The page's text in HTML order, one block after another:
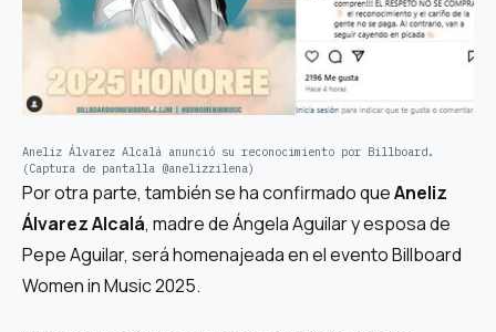
Aneliz Álvarez Alcalá anunció su reconocimiento por Billboard.
(Captura de pantalla @anelizzilena)
Por otra parte, también se ha confirmado queAneliz
Álvarez Alcalá, madre de Ángela Aguilar y esposa de
Pepe Aguilar, será homenajeada en el evento Billboard
Women in Music 2025.